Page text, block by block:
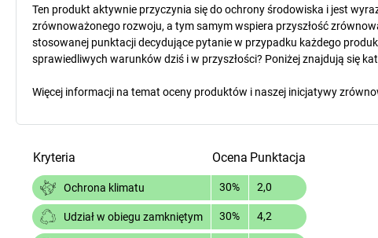
Ten produkt aktywnie przyczynia się do ochrony środowiska i jest
zrównoważonego rozwoju, a tym samym wspiera przyszłość
stosowanej punktacji decydujące pytanie w przypadku każdego
sprawiedliwych warunków dziś i w przyszłości? Poniżej znajdują się
Więcej informacji na temat oceny produktów i naszej inicjatywy
Kryteria Ocena Punktacja
Ochrona klimatu 30% 2,0
Udział w obiegu zamkniętym 30% 4,2